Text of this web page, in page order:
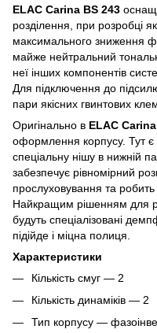
ELAC Carina BS 243
розділення, при розробці
максимального зниження
майже нейтральний
неї інших компонентів
Для підключення до
пари якісних гвинтових
Оригінально в ELAC
оформлення корпусу. Тут
спеціальну нішу в нижній
забезпечує рівномірний
прослуховування та
Найкращим рішенням для
будуть спеціалізовані
підійде і міцна полиця.
Характеристики
Кількість смуг — 2
Кількість динаміків — 2
Тип корпусу —